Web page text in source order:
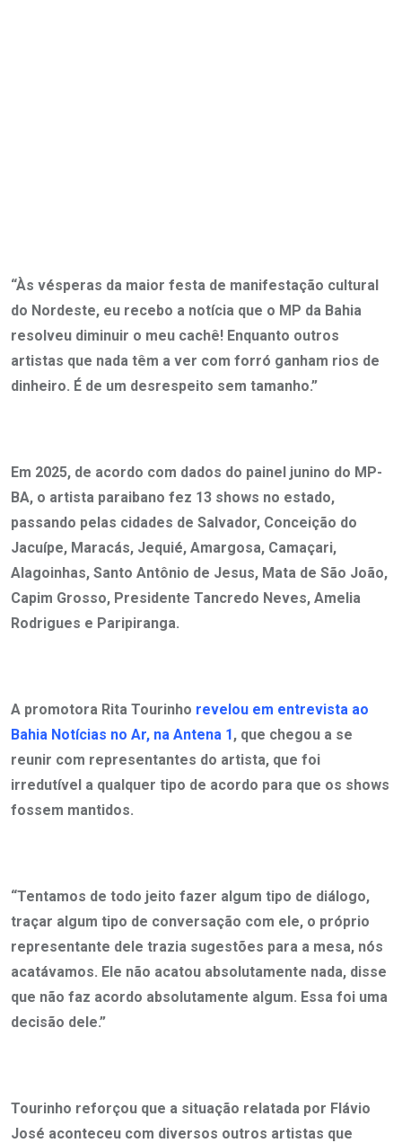
“Às vésperas da maior festa de manifestação cultural
do Nordeste, eu recebo a notícia que o MP da Bahia
resolveu diminuir o meu cachê! Enquanto outros
artistas que nada têm a ver com forró ganham rios de
dinheiro. É de um desrespeito sem tamanho.”
Em 2025, de acordo com dados do painel junino do MP-
BA, o artista paraibano fez 13 shows no estado,
passando pelas cidades de Salvador, Conceição do
Jacuípe, Maracás, Jequié, Amargosa, Camaçari,
Alagoinhas, Santo Antônio de Jesus, Mata de São João,
Capim Grosso, Presidente Tancredo Neves, Amelia
Rodrigues e Paripiranga.
A promotora Rita Tourinho revelou em entrevista ao
Bahia Notícias no Ar, na Antena 1, que chegou a se
reunir com representantes do artista, que foi
irredutível a qualquer tipo de acordo para que os shows
fossem mantidos.
“Tentamos de todo jeito fazer algum tipo de diálogo,
traçar algum tipo de conversação com ele, o próprio
representante dele trazia sugestões para a mesa, nós
acatávamos. Ele não acatou absolutamente nada, disse
que não faz acordo absolutamente algum. Essa foi uma
decisão dele.”
Tourinho reforçou que a situação relatada por Flávio
José aconteceu com diversos outros artistas que